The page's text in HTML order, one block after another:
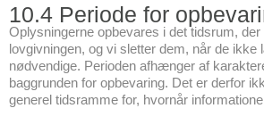
10.4 Periode for
Oplysningerne opbevares i det tidsrum, der
lovgivningen, og vi sletter dem, når de ikke
nødvendige. Perioden afhænger af
baggrunden for opbevaring. Det er derfor
generel tidsramme for, hvornår